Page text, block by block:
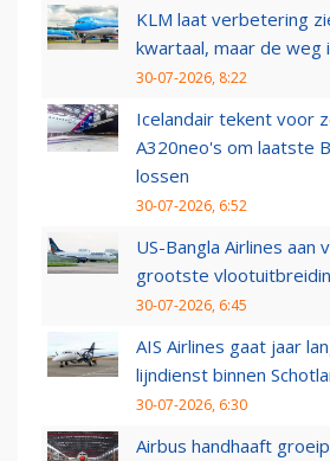
KLM laat verbetering
kwartaal, maar de weg
30-07-2026, 8:22
Icelandair tekent voor
A320neo's om laatste
lossen
30-07-2026, 6:52
US-Bangla Airlines aan
grootste
30-07-2026, 6:45
AIS Airlines gaat jaar
lijndienst binnen
30-07-2026, 6:30
Airbus handhaaft